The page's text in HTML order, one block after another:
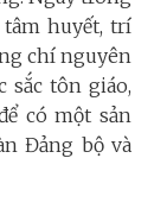
huyết, trí
chí nguyên
sắc tôn giáo,
có một sản
Đảng bộ và